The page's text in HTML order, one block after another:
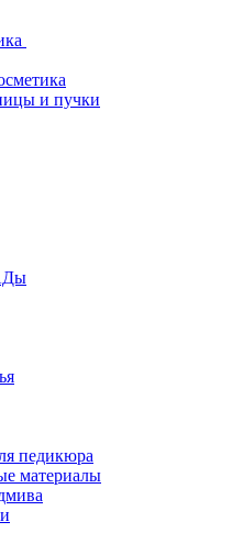
и пучки
педикюра
материалы